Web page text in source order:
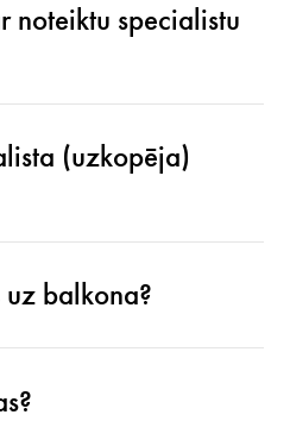
noteiktu specialistu
(uzkopēja)
balkona?